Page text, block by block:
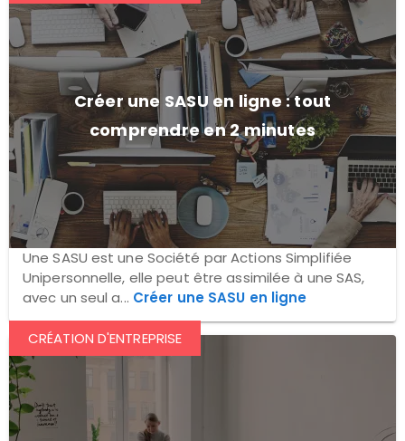
Créer une SASU en ligne : tout
comprendre en 2 minutes
Une SASU est une Société par Actions Simplifiée
Unipersonnelle, elle peut être assimilée à une SAS,
avec un seul a... Créer une SASU en ligne
CRÉATION D'ENTREPRISE